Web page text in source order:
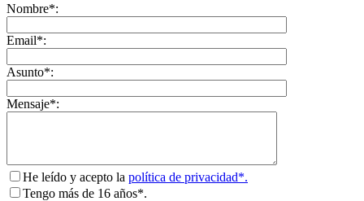
Nombre*:
Email*:
Asunto*:
Mensaje*:
He leído y acepto la política de privacidad*.
Tengo más de 16 años*.